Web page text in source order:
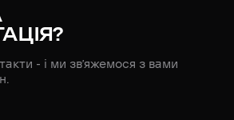
- і ми зв’яжемося з вами